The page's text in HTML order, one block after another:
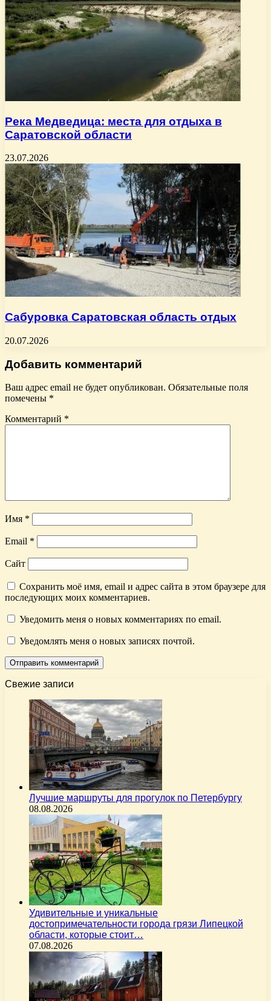
Река Медведица: места для отдыха в
Саратовской области
23.07.2026
Сабуровка Саратовская область отдых
20.07.2026
Добавить комментарий
Ваш адрес email не будет опубликован. Обязательные поля
помечены *
Комментарий *
Имя *
Email *
Сайт
Сохранить моё имя, email и адрес сайта в этом браузере для
последующих моих комментариев.
Уведомить меня о новых комментариях по email.
Уведомлять меня о новых записях почтой.
Свежие записи
Лучшие маршруты для прогулок по Петербургу
08.08.2026
Удивительные и уникальные
достопримечательности города грязи Липецкой
области, которые стоит…
07.08.2026